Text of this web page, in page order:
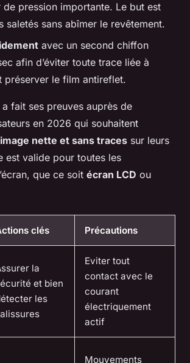
de pression importante. Le but est
saletés sans abîmer le revêtement.
avec un second chiffon
afin d’éviter toute trace liée à
préserver le film antireflet.
fait ses preuves auprès de
en 2026 qui souhaitent
image nette et sans traces sur leurs
est valide pour toutes les
que ce soit écran LCD ou
clés Précautions
la
et bien
les
Eviter tout
contact avec le
courant
électriquement
actif
Mouvements